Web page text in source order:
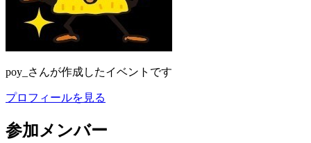
poy_ さんが作成したイベントです
プロフィールを見る
参加メンバー